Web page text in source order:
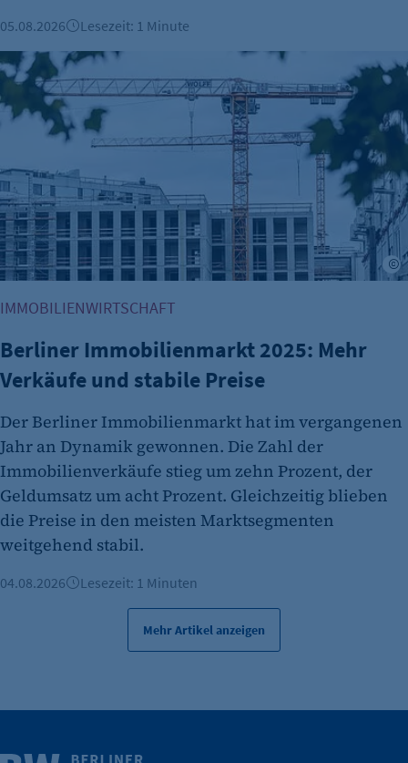
et_oi_v2
Anbieter:
etracker GmbH
Zweck:
Cookie Erkennung
Cookie Laufzeit:
2 Jahre
etracker Analytics
Name:
etracker GmbH
Zweck:
Cookie Laufzeit:
480 Tage
etracker Analytics
Name:
Anbieter:
etracker GmbH
Weitere Infos
05.08.2026 Lesezeit: 1 Minute
Berliner Immobilienmarkt 2025: Mehr Verkäufe und stabile
IMMOBILIENWIRTSCHAFT
Berliner Immobilienmarkt 2025: Mehr
Verkäufe und stabile Preise
Der Berliner Immobilienmarkt hat im vergangenen
Jahr an Dynamik gewonnen. Die Zahl der
Immobilienverkäufe stieg um zehn Prozent, der
Geldumsatz um acht Prozent. Gleichzeitig blieben
die Preise in den meisten Marktsegmenten
weitgehend stabil.
04.08.2026 Lesezeit: 1 Minuten
Mehr Artikel anzeigen